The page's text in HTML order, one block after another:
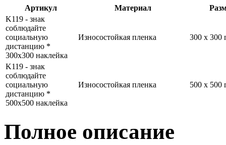
Артикул Материал
K119 - знак
соблюдайте
социальную
дистанцию *
300x300 наклейка
Износостойкая пленка 300 x 300
K119 - знак
соблюдайте
социальную
дистанцию *
500x500 наклейка
Износостойкая пленка 500 x 500
Полное описание